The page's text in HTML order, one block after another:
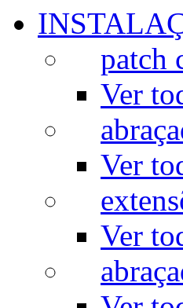
patch
Ver
Ver
Ver